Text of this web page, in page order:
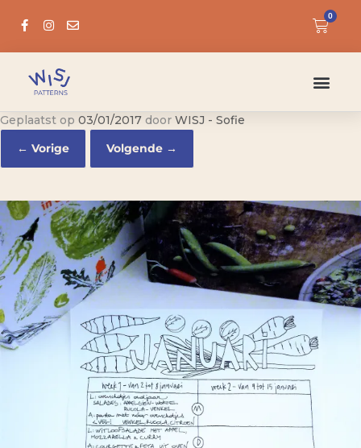
0
Geplaatst op 03/01/2017 door WISJ - Sofie
← Vorige
Volgende →